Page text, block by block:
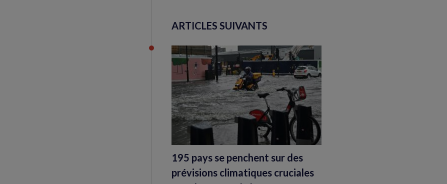
ARTICLES SUIVANTS
195 pays se penchent sur des
prévisions climatiques cruciales